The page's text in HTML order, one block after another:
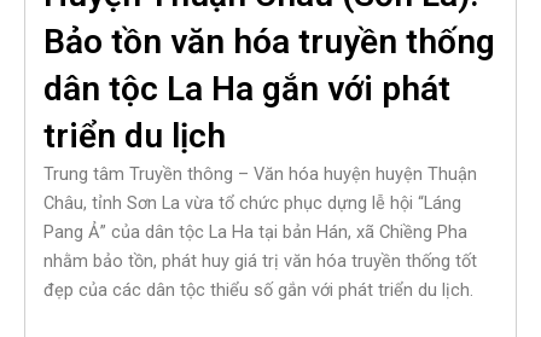
Bảo tồn văn hóa truyền thống
dân tộc La Ha gắn với phát
triển du lịch
Trung tâm Truyền thông – Văn hóa huyện huyện Thuận
Châu, tỉnh Sơn La vừa tổ chức phục dựng lễ hội “Láng
Pang Ả” của dân tộc La Ha tại bản Hán, xã Chiềng Pha
nhằm bảo tồn, phát huy giá trị văn hóa truyền thống tốt
đẹp của các dân tộc thiểu số gắn với phát triển du lịch.